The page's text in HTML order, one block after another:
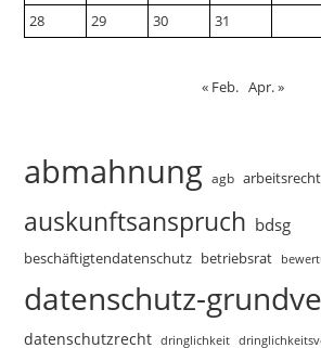
28
29 30 31
« Feb. Apr. »
abmahnung agb arbeitsrecht
auskunftsanspruch bdsg
beschäftigtendatenschutz betriebsrat
datenschutz-
datenschutzrecht dringlichkeit